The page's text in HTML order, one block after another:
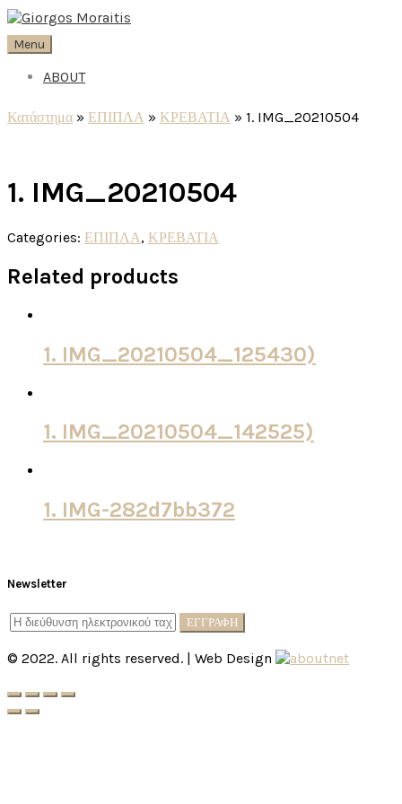
Menu
ABOUT
Κατάστημα » ΕΠΙΠΛΑ » ΚΡΕΒΑΤΙΑ » 1. IMG_20210504
1. IMG_20210504
Categories: ΕΠΙΠΛΑ, ΚΡΕΒΑΤΙΑ
Related products
1. IMG_20210504_125430)
1. IMG_20210504_142525)
1. IMG-282d7bb372
Newsletter
© 2022. All rights reserved. | Web Design